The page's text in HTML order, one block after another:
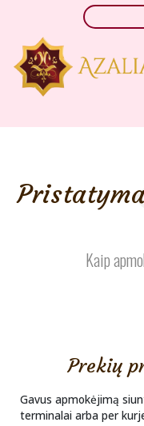
Kaip
Prekių
Gavus apmokėjimą
terminalai arba per